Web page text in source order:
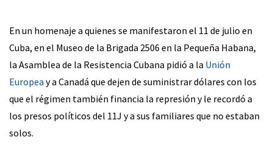
En un homenaje a quienes se manifestaron el 11 de julio en
Cuba, en el Museo de la Brigada 2506 en la Pequeña Habana,
la Asamblea de la Resistencia Cubana pidió a la Unión
Europea y a Canadá que dejen de suministrar dólares con los
que el régimen también financia la represión y le recordó a
los presos políticos del 11J y a sus familiares que no estaban
solos.